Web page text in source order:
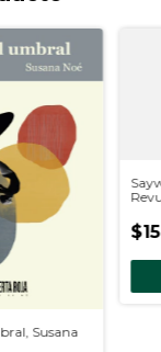
Susana